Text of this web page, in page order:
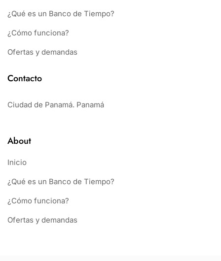
¿Qué es un Banco de Tiempo?
¿Cómo funciona?
Ofertas y demandas
Contacto
Ciudad de Panamá. Panamá
About
Inicio
¿Qué es un Banco de Tiempo?
¿Cómo funciona?
Ofertas y demandas